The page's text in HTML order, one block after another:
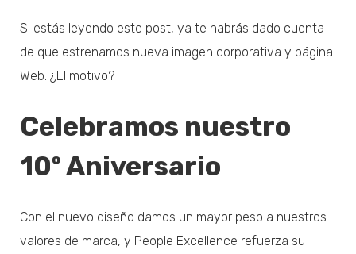
Si estás leyendo este post, ya te habrás dado cuenta
de que estrenamos nueva imagen corporativa y página
Web. ¿El motivo?
Celebramos nuestro
10º Aniversario
Con el nuevo diseño damos un mayor peso a nuestros
valores de marca, y People Excellence refuerza su